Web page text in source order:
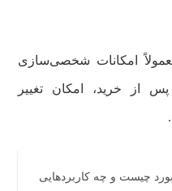
امکانات شخصی‌سازی
از خرید، امکان تغییر
چیست و چه کاربردهایی